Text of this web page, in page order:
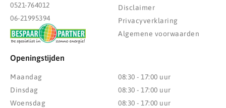
0521-764012
06-21995394
Disclaimer
Privacyverklaring
Algemene voorwaarden
Openingstijden
Maandag
Dinsdag
Woensdag
08:30 - 17:00 uur
08:30 - 17:00 uur
08:30 - 17:00 uur